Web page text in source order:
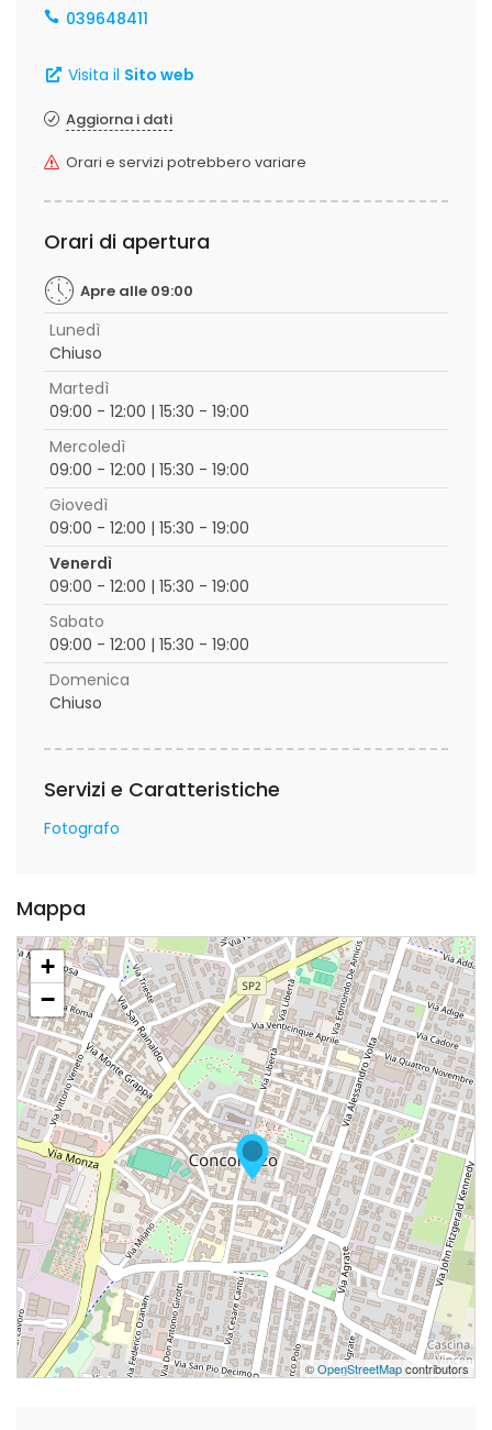
039648411
Visita il Sito web
Aggiorna i dati
Orari e servizi potrebbero variare
Orari di apertura
Apre alle 09:00
Lunedì
Chiuso
Martedì
09:00 - 12:00 | 15:30 - 19:00
Mercoledì
09:00 - 12:00 | 15:30 - 19:00
Giovedì
09:00 - 12:00 | 15:30 - 19:00
Venerdì
09:00 - 12:00 | 15:30 - 19:00
Sabato
09:00 - 12:00 | 15:30 - 19:00
Domenica
Chiuso
Servizi e Caratteristiche
Fotografo
Mappa
+
−
©OpenStreetMapcontributors